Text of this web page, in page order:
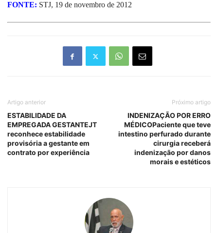
FONTE: STJ, 19 de novembro de 2012
Artigo anterior
ESTABILIDADE DA
EMPREGADA GESTANTEJT
reconhece estabilidade
provisória a gestante em
contrato por experiência
Próximo artigo
INDENIZAÇÃO POR ERRO
MÉDICOPaciente que teve
intestino perfurado durante
cirurgia receberá
indenização por danos
morais e estéticos